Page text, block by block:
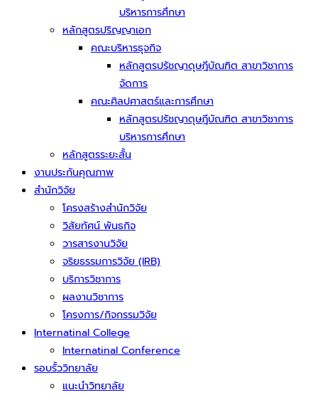
บริหารการศึกษา
หลักสูตรปริญญาเอก
คณะบริหารธุจกิจ
หลักสูตรปรัชญาดุษฎีบัณฑิต สาขาวิชาการ
จัดการ
คณะศิลปศาสตร์และการศึกษา
หลักสูตรปรัชญาดุษฎีบัณฑิต สาขาวิชาการ
บริหารการศึกษา
หลักสูตรระยะสั้น
งานประกันคุณภาพ
สำนักวิจัย
โครงสร้างสำนักวิจัย
วิสัยทัศน์ พันธกิจ
วารสารงานวิจัย
จริยธรรมการวิจัย (IRB)
บริการวิชาการ
ผลงานวิชาการ
โครงการ/กิจกรรมวิจัย
Internatinal College
Internatinal Conference
รอบรั้ววิทยาลัย
แนะนำวิทยาลัย